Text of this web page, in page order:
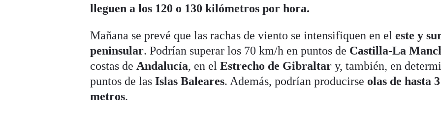
lleguen a los 120 o 130 kilómetros por hora.
Mañana se prevé que las rachas de viento se intensifiquen en eleste y
peninsular. Podrían superar los 70 km/h en puntos de Castilla-La
costas de Andalucía, en elEstrecho de Gibraltar y, también, en
puntos de lasIslas Baleares. Además, podrían producirse olas de hasta 3
metros.